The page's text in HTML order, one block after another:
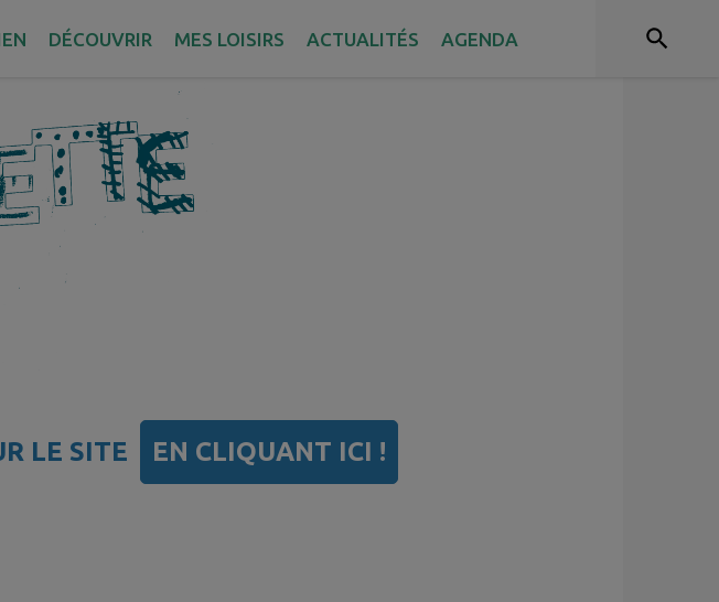
DÉCOUVRIR MES LOISIRS ACTUALITÉS AGENDA
LE SITE EN CLIQUANT ICI !